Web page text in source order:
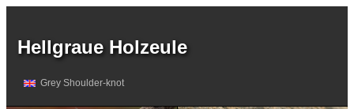
Hellgraue Holzeule
Grey Shoulder-knot